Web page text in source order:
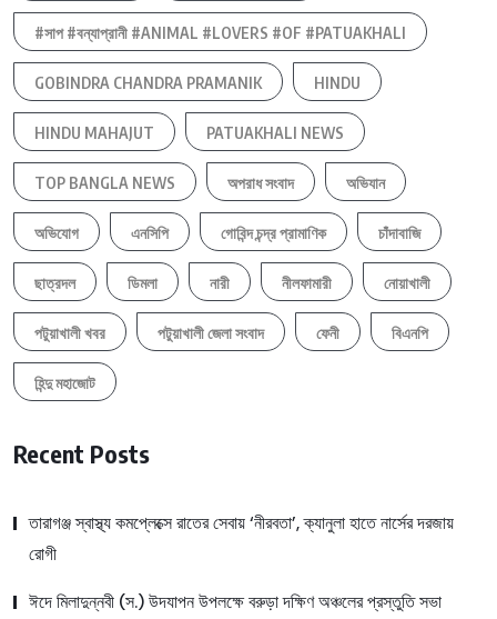
#সাপ #বন্যাপ্রানী #ANIMAL #LOVERS #OF #PATUAKHALI
GOBINDRA CHANDRA PRAMANIK HINDU
HINDU MAHAJUT PATUAKHALI NEWS
TOP BANGLA NEWS অপরাধ সংবাদ অভিযান
অভিযোগ এনসিপি গোবিন্দ চন্দ্র প্রামাণিক চাঁদাবাজি
ছাত্রদল ডিমলা নারী নীলফামারী নোয়াখালী
পটুয়াখালী খবর পটুয়াখালী জেলা সংবাদ ফেনী বিএনপি
হিন্দু মহাজোট
Recent Posts
তারাগঞ্জ স্বাস্থ্য কমপ্লেক্সে রাতের সেবায় ‘নীরবতা’, ক্যানুলা হাতে নার্সের দরজায়
রোগী
ঈদে মিলাদুন্নবী (স.) উদযাপন উপলক্ষে বরুড়া দক্ষিণ অঞ্চলের প্রস্তুতি সভা